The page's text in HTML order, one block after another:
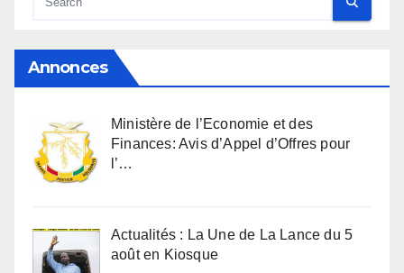
Annonces
Ministère de l’Economie et des
Finances: Avis d’Appel d’Offres pour
l’…
Actualités : La Une de La Lance du 5
août en Kiosque